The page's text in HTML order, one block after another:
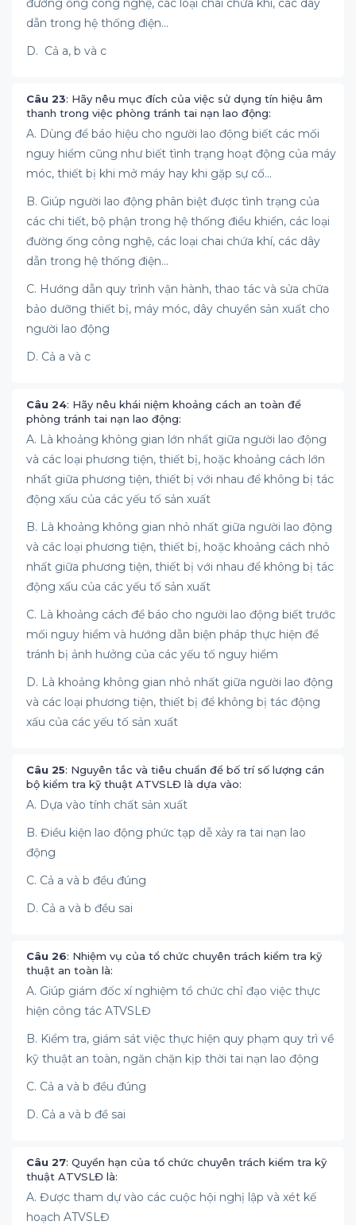
đường ống công nghệ, các loại chai chứa khí, các dây
dẫn trong hệ thống điện...
D. Cả a, b và c
Câu 23: Hãy nêu mục đích của việc sử dụng tín hiệu âm
thanh trong việc phòng tránh tai nạn lao động:
A. Dùng để báo hiệu cho người lao động biết các mối
nguy hiểm cũng như biết tình trạng hoạt động của máy
móc, thiết bị khi mở máy hay khi gặp sự cố...
B. Giúp người lao động phân biệt được tình trạng của
các chi tiết, bộ phận trong hệ thống điều khiển, các loại
đường ống công nghệ, các loại chai chứa khí, các dây
dẫn trong hệ thống điện...
C. Hướng dẫn quy trình vận hành, thao tác và sửa chữa
bảo dưỡng thiết bị, máy móc, dây chuyền sản xuất cho
người lao động
D. Cả a và c
Câu 24: Hãy nêu khái niệm khoảng cách an toàn để
phòng tránh tai nạn lao động:
A. Là khoảng không gian lớn nhất giữa người lao động
và các loại phương tiện, thiết bị, hoặc khoảng cách lớn
nhất giữa phương tiện, thiết bị với nhau để không bị tác
động xấu của các yếu tố sản xuất
B. Là khoảng không gian nhỏ nhất giữa người lao động
và các loại phương tiện, thiết bị, hoặc khoảng cách nhỏ
nhất giữa phương tiện, thiết bị với nhau để không bị tác
động xấu của các yếu tố sản xuất
C. Là khoảng cách để báo cho người lao động biết trước
mối nguy hiểm và hướng dẫn biện pháp thực hiện để
tránh bị ảnh hưởng của các yếu tố nguy hiểm
D. Là khoảng không gian nhỏ nhất giữa người lao động
và các loại phương tiện, thiết bị để không bị tác động
xấu của các yếu tố sản xuất
Câu 25: Nguyên tắc và tiêu chuẩn để bố trí số lượng cán
bộ kiểm tra kỹ thuật ATVSLĐ là dựa vào:
A. Dựa vào tính chất sản xuất
B. Điều kiện lao động phức tạp dễ xảy ra tai nạn lao
động
C. Cả a và b đều đúng
D. Cả a và b đều sai
Câu 26: Nhiệm vụ của tổ chức chuyên trách kiểm tra kỹ
thuật an toàn là:
A. Giúp giám đốc xí nghiệm tổ chức chỉ đạo việc thực
hiện công tác ATVSLĐ
B. Kiểm tra, giám sát việc thực hiện quy phạm quy trì về
kỹ thuật an toàn, ngăn chặn kịp thời tai nạn lao động
C. Cả a và b đều đúng
D. Cả a và b đề sai
Câu 27: Quyền hạn của tổ chức chuyên trách kiểm tra kỹ
thuật ATVSLĐ là:
A. Được tham dự vào các cuộc hội nghị lập và xét kế
hoạch ATVSLĐ